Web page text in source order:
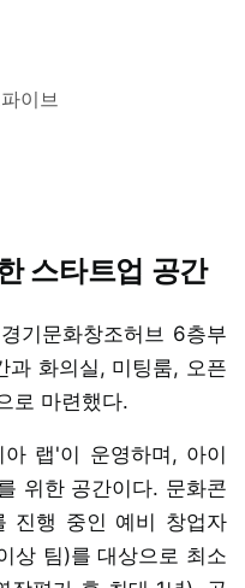
이브
스타트업 공간
기문화창조허브 6층부
과 화의실, 미팅룸, 오픈
로 마련했다.
랩'이 운영하며, 아이
위한 공간이다. 문화콘
진행 중인 예비 창업자
상 팀)를 대상으로 최소